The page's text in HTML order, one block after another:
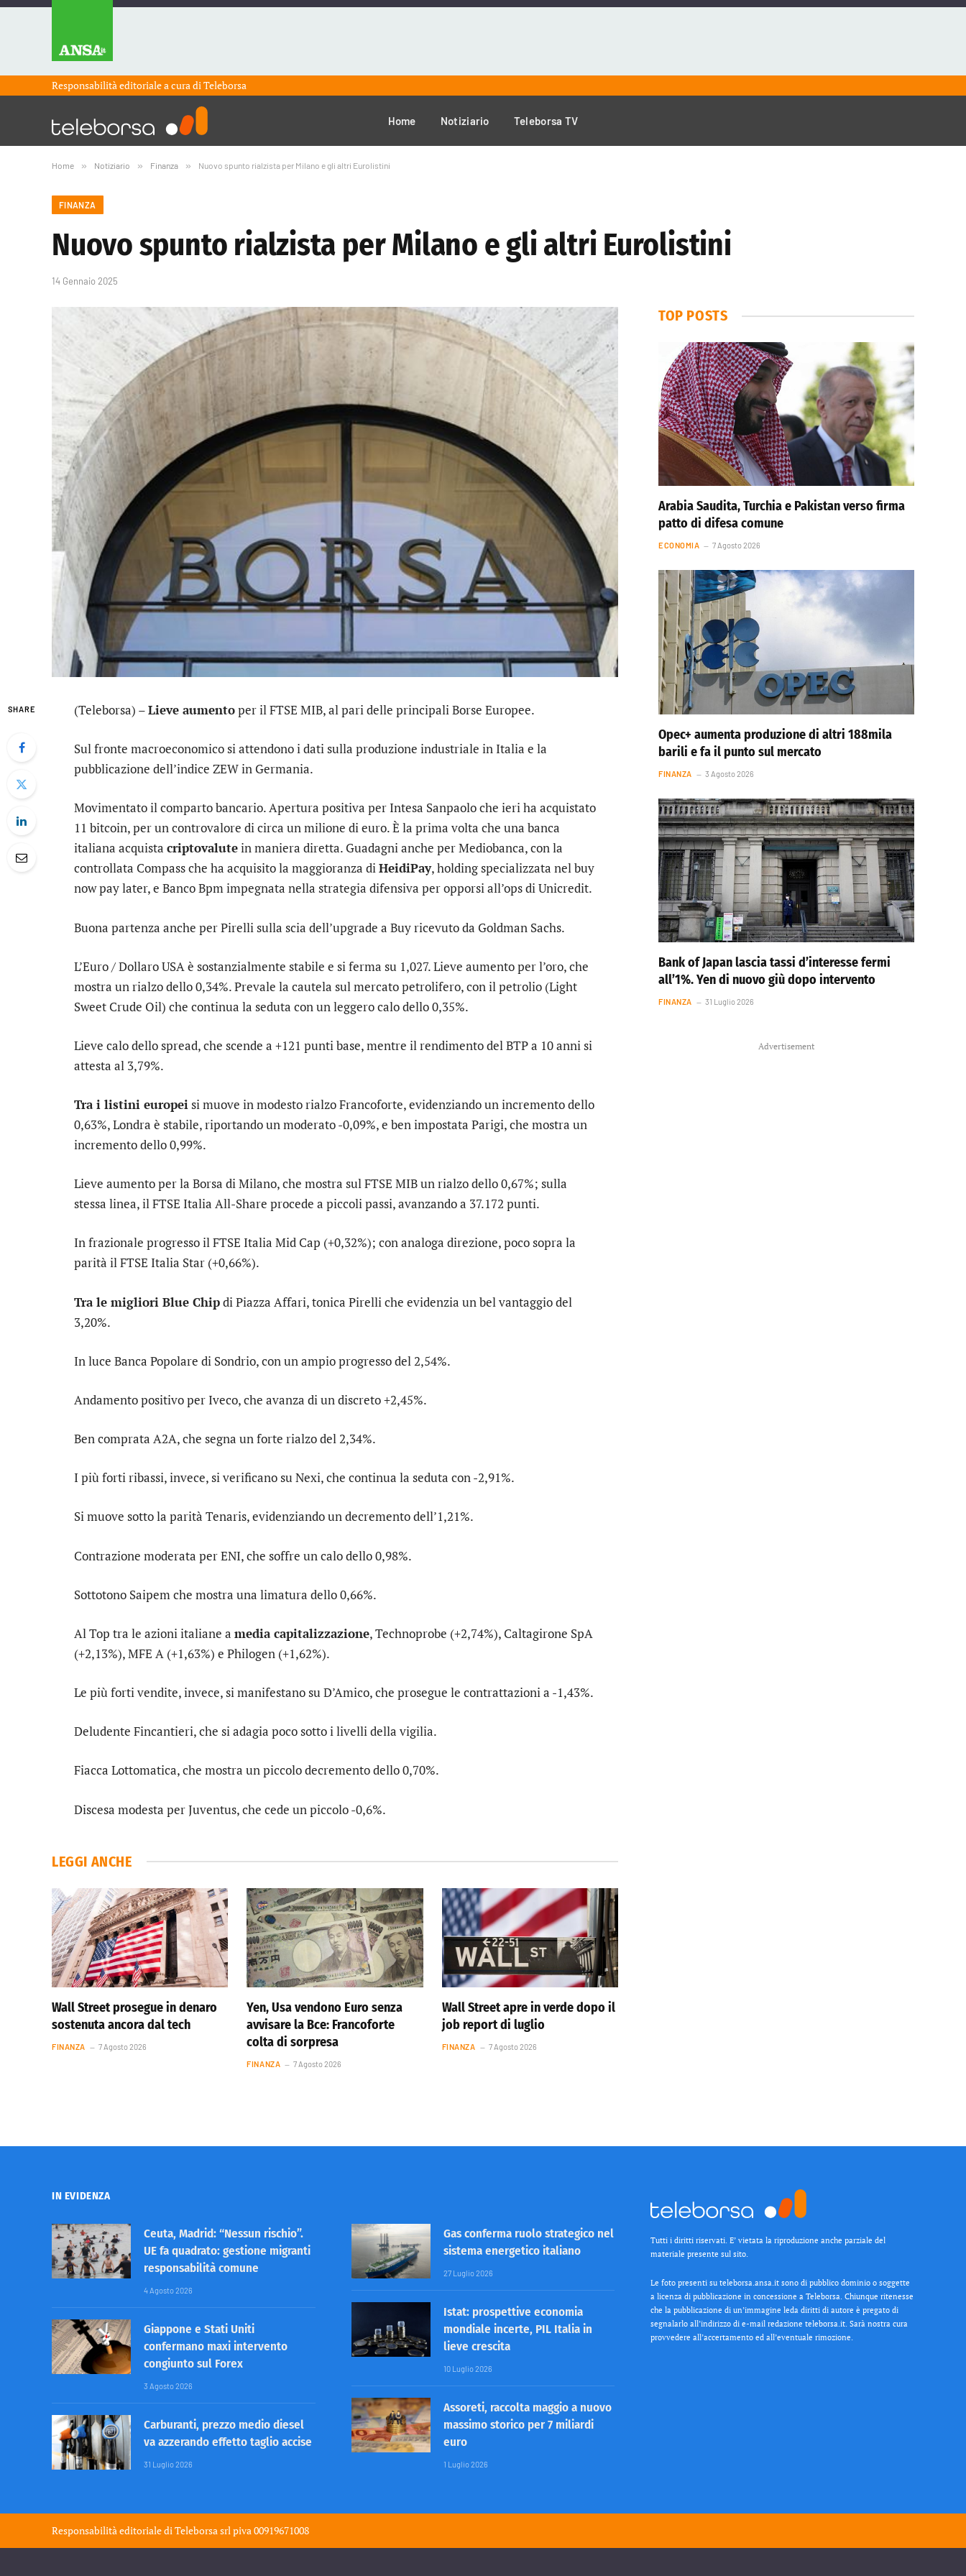
Responsabilità editoriale a cura diTeleborsa
Home Notiziario Teleborsa TV
Home » Notiziario » Finanza » Nuovo spunto rialzista per Milano e gli altri Eurolistini
FINANZA
Nuovo spunto rialzista per Milano e gli altri Eurolistini
14 Gennaio 2025
SHARE (Teleborsa) –Lieve aumentoper ilFTSE MIB, al pari delle principali Borse Europee.
Sul fronte macroeconomico si attendono i dati sulla produzione industriale in Italia e la
pubblicazione dell’indice ZEW in Germania.
Movimentato il comparto bancario. Apertura positiva per Intesa Sanpaolo che ieri ha acquistato
11 bitcoin, per un controvalore di circa un milione di euro. È la prima volta che una banca
italiana acquista criptovalutein maniera diretta. Guadagni anche perMediobanca, con la
controllata Compass che ha acquisito la maggioranza diHeidiPay, holding specializzata nel buy
now pay later, e Banco Bpmimpegnata nella strategia difensiva per opporsi all’ops diUnicredit.
Buona partenza anche perPirelli sulla scia dell’upgrade a Buy ricevuto da Goldman Sachs.
L’Euro / Dollaro USAè sostanzialmente stabile e si ferma su 1,027. Lieve aumento per l’oro, che
mostra un rialzo dello 0,34%. Prevale la cautela sul mercato petrolifero, con il petrolio (Light
Sweet Crude Oil) che continua la seduta con un leggero calo dello 0,35%.
Lieve calo dellospread, che scende a +121 punti base, mentre il rendimento del BTP a 10 anni si
attesta al 3,79%.
Tra i listini europeisi muove in modesto rialzoFrancoforte, evidenziando un incremento dello
0,63%,Londra è stabile, riportando un moderato -0,09%, e ben impostata Parigi, che mostra un
incremento dello 0,99%.
Lieve aumento per la Borsa di Milano, che mostra sulFTSE MIBun rialzo dello 0,67%; sulla
stessa linea, ilFTSE Italia All-Share procede a piccoli passi, avanzando a 37.172 punti.
In frazionale progresso ilFTSE Italia Mid Cap (+0,32%); con analoga direzione, poco sopra la
parità ilFTSE Italia Star (+0,66%).
Tra le migliori Blue Chipdi Piazza Affari, tonica Pirelli che evidenzia un bel vantaggio del
3,20%.
In luce Banca Popolare di Sondrio, con un ampio progresso del 2,54%.
Andamento positivo per Iveco, che avanza di un discreto +2,45%.
Ben comprata A2A, che segna un forte rialzo del 2,34%.
I più forti ribassi, invece, si verificano suNexi, che continua la seduta con -2,91%.
Si muove sotto la parità Tenaris, evidenziando un decremento dell’1,21%.
Contrazione moderata perENI, che soffre un calo dello 0,98%.
Sottotono Saipemche mostra una limatura dello 0,66%.
Al Top tra le azioni italiane a media capitalizzazione,Technoprobe (+2,74%), Caltagirone SpA
(+2,13%),MFE A (+1,63%) e Philogen (+1,62%).
Le più forti vendite, invece, si manifestano suD’Amico, che prosegue le contrattazioni a -1,43%.
Deludente Fincantieri, che si adagia poco sotto i livelli della vigilia.
Fiacca Lottomatica, che mostra un piccolo decremento dello 0,70%.
Discesa modesta perJuventus, che cede un piccolo -0,6%.
LEGGI ANCHE
Wall Street prosegue in denaro
sostenuta ancora dal tech
FINANZA 7 Agosto 2026
Yen, Usa vendono Euro senza
avvisare la Bce: Francoforte
colta di sorpresa
FINANZA 7 Agosto 2026
Wall Street apre in verde dopo il
job report di luglio
FINANZA 7 Agosto 2026
TOP POSTS
Arabia Saudita, Turchia e Pakistan verso firma
patto di difesa comune
ECONOMIA 7 Agosto 2026
Opec+ aumenta produzione di altri 188mila
barili e fa il punto sul mercato
FINANZA 3 Agosto 2026
Bank of Japan lascia tassi d’interesse fermi
all’1%. Yen di nuovo giù dopo intervento
FINANZA 31 Luglio 2026
Advertisement
IN EVIDENZA
Ceuta, Madrid: “Nessun rischio”.
UE fa quadrato: gestione migranti
responsabilità comune
4 Agosto 2026
Giappone e Stati Uniti
confermano maxi intervento
congiunto sul Forex
3 Agosto 2026
Carburanti, prezzo medio diesel
va azzerando effetto taglio accise
31 Luglio 2026
Gas conferma ruolo strategico nel
sistema energetico italiano
27 Luglio 2026
Istat: prospettive economia
mondiale incerte, PIL Italia in
lieve crescita
10 Luglio 2026
Assoreti, raccolta maggio a nuovo
massimo storico per 7 miliardi
euro
1 Luglio 2026
Tutti i diritti riservati. E’ vietata la riproduzione anche parziale del
materiale presente sul sito.
Le foto presenti su teleborsa.ansa.it sono di pubblico dominio o soggette
a licenza di pubblicazione in concessione a Teleborsa. Chiunque ritenesse
che la pubblicazione di un’immagine leda diritti di autore è pregato di
segnalarlo all’indirizzo di e-mail redazione teleborsa.it. Sarà nostra cura
provvedere all’accertamento ed all’eventuale rimozione.
Responsabilità editoriale di Teleborsa srl piva 00919671008